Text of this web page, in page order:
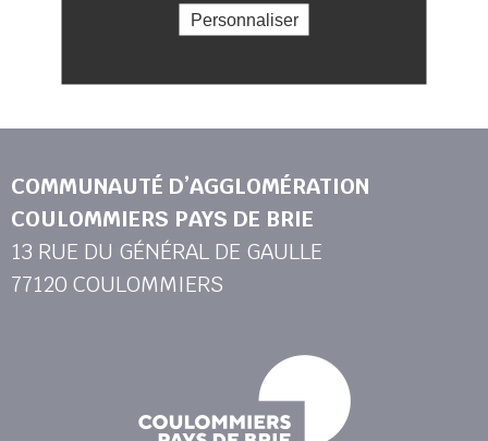
reCAPTCHA est désactivé.
COMMUNAUTÉ D’AGGLOMÉRATION
COULOMMIERS PAYS DE BRIE
13 RUE DU GÉNÉRAL DE GAULLE
77120 COULOMMIERS
Personnaliser